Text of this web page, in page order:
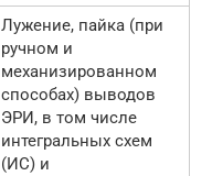
Лужение, пайка (при
ручном и
механизированном
способах) выводов
ЭРИ, в том числе
интегральных схем
(ИС) и